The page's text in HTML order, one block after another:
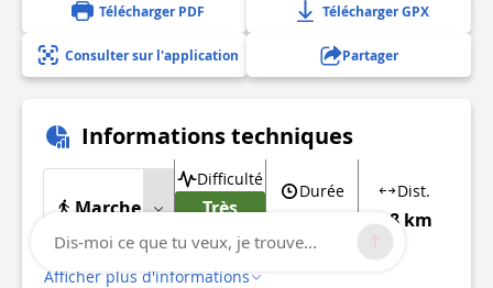
Télécharger PDF Télécharger GPX
Consulter sur l'application Partager
Informations techniques
Marche
Difficulté
Très
facile
Durée Dist.
5.8 km
Afficher plus d'informations
Dis-moi ce que tu veux, je trouve...